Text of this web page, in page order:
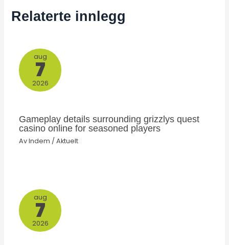
Relaterte innlegg
aug
7
2026
Gameplay details surrounding grizzlys quest
casino online for seasoned players
AvIndem /Aktuelt
aug
7
2026